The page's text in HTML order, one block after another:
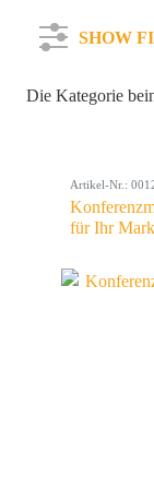
SHOW
Farbe
Die Kategorie
Artikel-Nr.:
für Ihr